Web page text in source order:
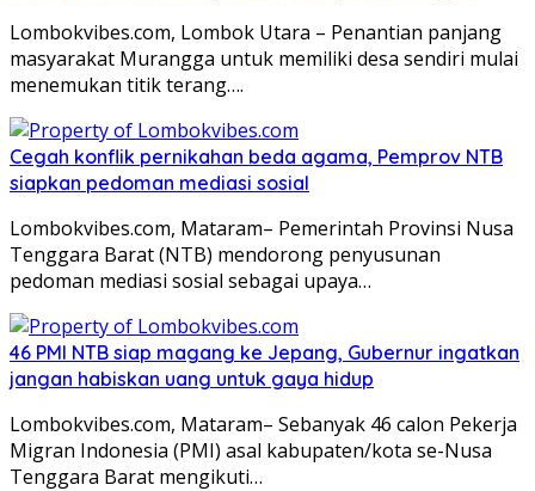
Lombokvibes.com, Lombok Utara – Penantian panjang
masyarakat Murangga untuk memiliki desa sendiri mulai
menemukan titik terang….
Cegah konflik pernikahan beda agama, Pemprov NTB
siapkan pedoman mediasi sosial
Lombokvibes.com, Mataram– Pemerintah Provinsi Nusa
Tenggara Barat (NTB) mendorong penyusunan
pedoman mediasi sosial sebagai upaya…
46 PMI NTB siap magang ke Jepang, Gubernur ingatkan
jangan habiskan uang untuk gaya hidup
Lombokvibes.com, Mataram– Sebanyak 46 calon Pekerja
Migran Indonesia (PMI) asal kabupaten/kota se-Nusa
Tenggara Barat mengikuti…